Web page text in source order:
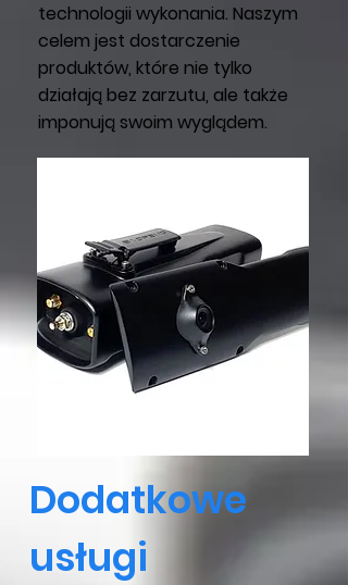
technologii wykonania. Naszym
celem jest dostarczenie
produktów, które nie tylko
działają bez zarzutu, ale także
imponują swoim wyglądem.
Dodatkowe
usługi